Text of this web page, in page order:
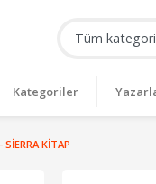
Kategoriler
SIERRA KITAP